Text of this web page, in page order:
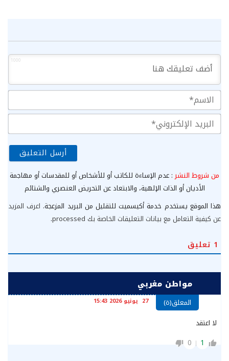
1000
من شروط النشر: عدم الإساءة للكاتب أو للأشخاص أو للمقدسات أو مهاجمة
الأديان أو الذات الإلهية، والابتعاد عن التحريض العنصري والشتائم
هذا الموقع يستخدم خدمة أكيسميت للتقليل من البريد المزعجة. اعرف المزيد
عن كيفية التعامل مع بيانات التعليقات الخاصة بك processed
.
1 تعليق
مواطن مغربي
المعلق(ة) 27 يونيو 2026 15:43
لا اعتقد
1
0